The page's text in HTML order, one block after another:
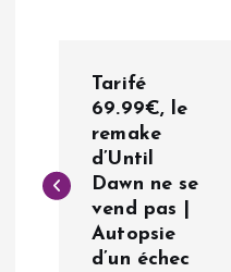
v
Tarifé
69.99€, le
remake
d’Until
Dawn ne se
vend pas |
Autopsie
d’un échec